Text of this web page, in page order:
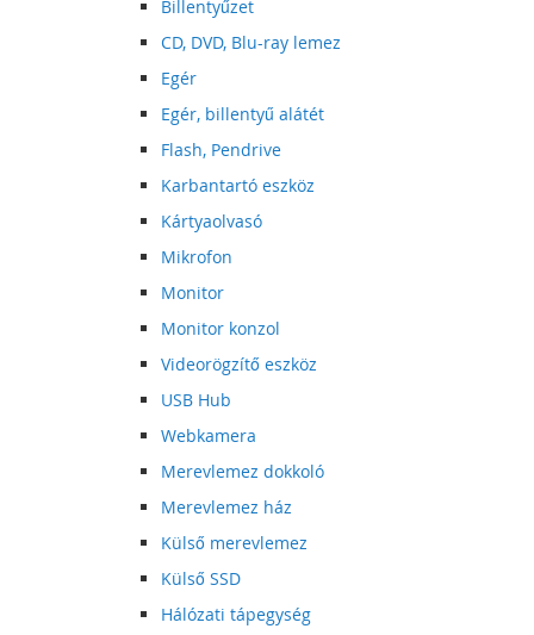
Billentyűzet
CD, DVD, Blu-ray lemez
Egér
Egér, billentyű alátét
Flash, Pendrive
Karbantartó eszköz
Kártyaolvasó
Mikrofon
Monitor
Monitor konzol
Videorögzítő eszköz
USB Hub
Webkamera
Merevlemez dokkoló
Merevlemez ház
Külső merevlemez
Külső SSD
Hálózati tápegység